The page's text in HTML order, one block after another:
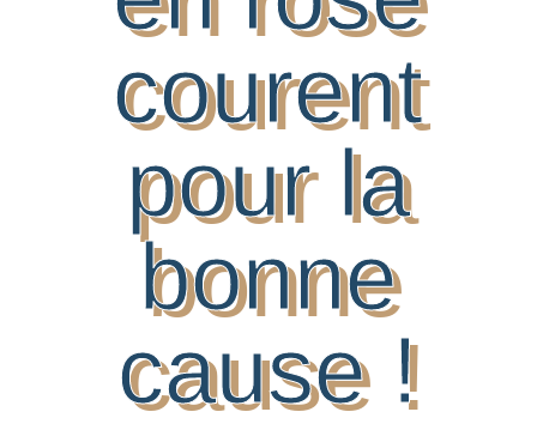
courent
pour la
bonne
cause !